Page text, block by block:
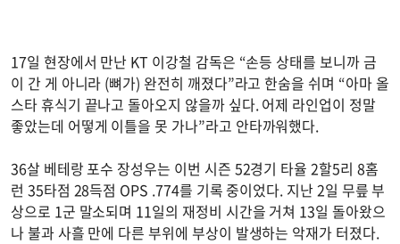
17일 현장에서 만난 KT 이강철 감독은 “손등 상태를 보니까 금
이 간 게 아니라 (뼈가) 완전히 깨졌다”라고 한숨을 쉬며 “아마 올
스타 휴식기 끝나고 돌아오지 않을까 싶다. 어제 라인업이 정말
좋았는데 어떻게 이틀을 못 가나”라고 안타까워했다.
36살 베테랑 포수 장성우는 이번 시즌 52경기 타율 2할5리 8홈
런 35타점 28득점 OPS .774를 기록 중이었다. 지난 2일 무릎 부
상으로 1군 말소되며 11일의 재정비 시간을 거쳐 13일 돌아왔으
나 불과 사흘 만에 다른 부위에 부상이 발생하는 악재가 터졌다.